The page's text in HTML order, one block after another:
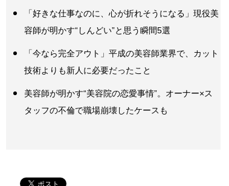
「好きな仕事なのに、心が折れそうになる」現役美
容師が明かす“しんどい”と思う瞬間5選
「今なら完全アウト」平成の美容師業界で、カット
技術よりも新人に必要だったこと
美容師が明かす“美容院の恋愛事情”。オーナー×ス
タッフの不倫で職場崩壊したケースも